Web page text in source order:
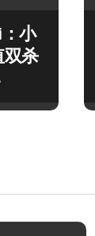
小
双杀